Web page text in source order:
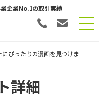
企業No.1の取引実績
にぴったりの漫画を見つけま
詳細